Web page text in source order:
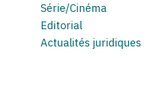
Série/Cinéma
Editorial
Actualités juridiques